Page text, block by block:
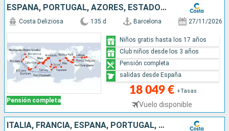
ESPAÑA, PORTUGAL, AZORES, ESTADOS UNIDOS, FLORIDA (USA), MÉJICO, ESTADOS UNITOS, HAWÁI, POLINESIA, FIJI, AUSTRALIA, JAPÓN, COREA DEL SUR, TAIWÁN, SUDÁFRICA
Pensión completa
Costa Deliziosa 135 d Barcelona 27/11/2026
18 049 € +Tasas
Vuelo disponible
Niños gratis hasta los 17 años
Club niños desde los 3 años
Pensión completa
salidas desde España
ITALIA, FRANCIA, ESPAÑA, PORTUGAL, AZORES, ESTADOS UNIDOS, FLORIDA (USA), PANAMA, ESTADOS UNITOS, HAWÁI, NUEVA ZELANDA, AUSTRALIA, JAPÓN, MALASIA, SUDÁFRICA